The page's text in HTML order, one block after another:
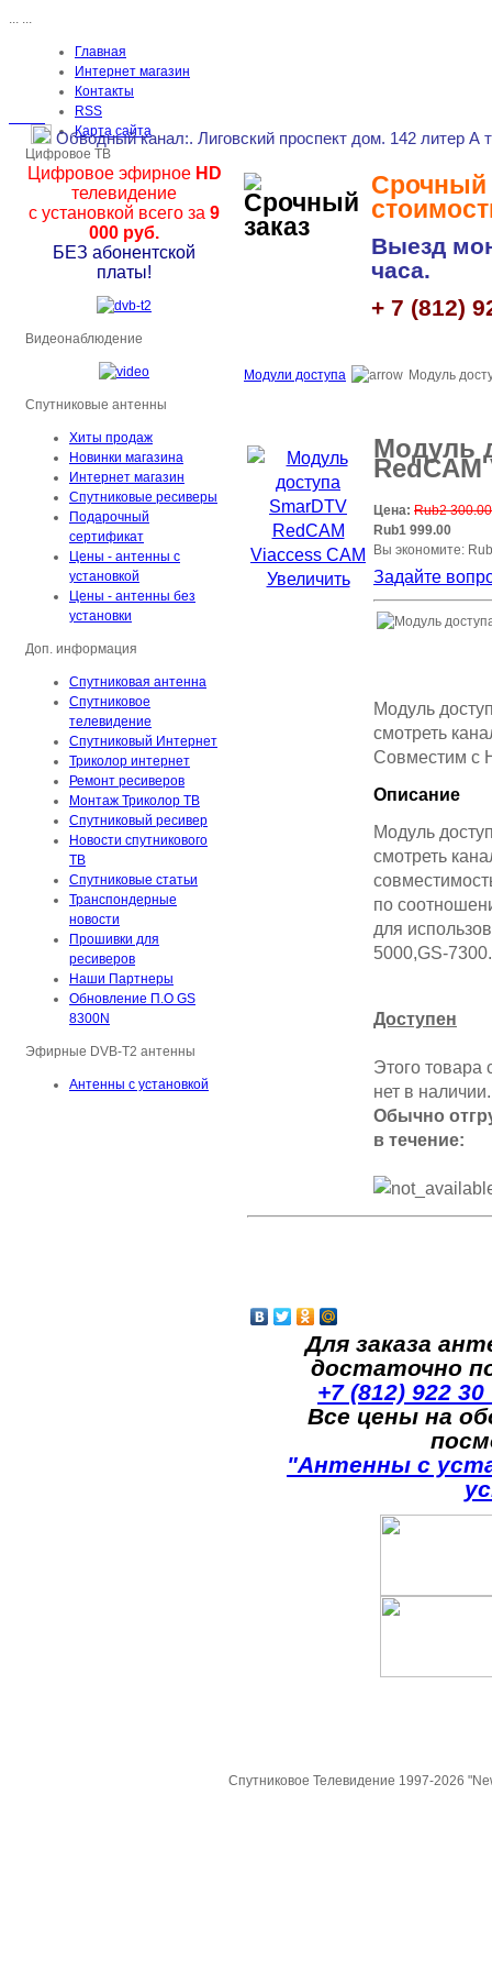
... ...
Главная
Интернет магазин
Контакты
RSS
Карта сайта
Обводный канал:. Лиговский проспект дом. 142 литер А
Срочный
Выезд
часа.
+ 7 (812)
Модули доступа Модуль
Увеличить
Модуль
RedCAM
Цена: Rub2 300.00
Rub1 999.00
Вы экономите:
Задайте
Модуль
смотреть
Совместим с
Описание
Модуль
смотреть
по
для
5000,GS-7300.
Доступен
Этого товара
нет в наличии.
Обычно
в течение:
Для заказа
достаточно
+7 (812) 922 30
Все цены на
"Антенны с
Спутниковое Телевидение 1997-2026
Цифровое ТВ
Цифровое эфирноеHD
телевидение
с установкой всего за 9
000 руб.
БЕЗ абонентской
платы!
Видеонаблюдение
Спутниковые антенны
Хиты продаж
Новинки магазина
Интернет магазин
Спутниковые ресиверы
Подарочный
сертификат
Цены - антенны с
установкой
Цены - антенны без
установки
Доп. информация
Спутниковая антенна
Спутниковое
телевидение
Спутниковый Интернет
Триколор интернет
Ремонт ресиверов
Монтаж Триколор ТВ
Спутниковый ресивер
Новости спутникового
ТВ
Спутниковые статьи
Транспондерные
новости
Прошивки для
ресиверов
Наши Партнеры
Обновление П.О GS
8300N
Эфирные DVB-T2 антенны
Антенны с установкой